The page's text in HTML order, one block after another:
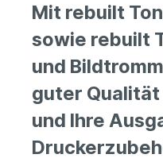
Mit rebuilt
sowie rebuilt
und
guter
und Ihre